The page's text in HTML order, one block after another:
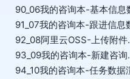
90_06我的咨询本-基本信
91_07我的咨询本-跟进信息
92_08阿里云OSS-上传附
93_09我的咨询本-新建咨
94_10我的咨询本-任务数据